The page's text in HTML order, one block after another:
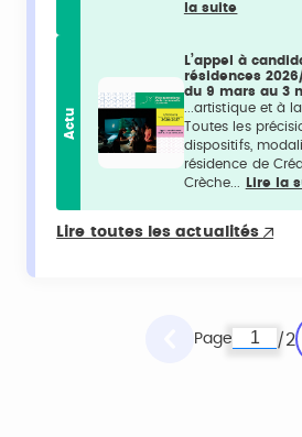
la suite
Actu
L’appel à
résidences
du 9 mars au 3
...artistique et à la
Toutes les
dispositifs,
résidence de
Crèche...
Lire la
Lire toutes les actualités
Page / 2